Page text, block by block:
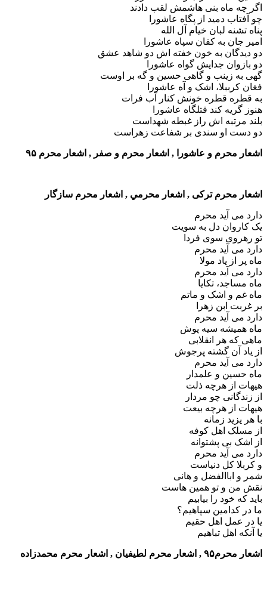
اگر چه ماه بنی هاشمش لقب دادند
چو آفتاب دمید از پگاه عاشورا
پناه تشنه لبان خیام آل الله
امیر جان به کفان سپاه عاشورا
دو دیدگان به خون خفته اش دو شاهد عشق
دو بازوان جدایش گواه عاشورا
گهی به زینب و گاهی حسین و گه بر اوست
فغان کرببلا، اشک و آه عاشورا
به قطره قطره خونش کنار آب فرات
هنوز گریه کند قتلگاه عاشورا
بلند مرتبه اش راز غبطه شهداست
دو دست او سندی بر شفاعت زهراست
اشعار محرم و عاشورا , اشعار محرم و صفر , اشعار محرم ۹۵
اشعار محرم ترکی , اشعار محرمي , اشعار محرم سازگار
دارد می آید محرم
یک کاروان دل به سویت
تو رهروی سوی فردا
دارد می آید محرم
ماه پر از یاد مولا
دارد می آید محرم
ماه مساجد، تکایا
ماه غم و اشک و ماتم
بر غربت ابن زهرا
دارد می آید محرم
ماه همیشه سیه پوش
ماهی که هر انقلابی
از یاد آن گشته پرجوش
دارد می آید محرم
ماه حسین و علمدار
هیهات از هرچه ذلت
از زندگانی چو مردار
هیهات از هرچه بیعت
با هر یزید زمانه
از مسلک اهل کوفه
از اشک بی پشتوانه
دارد می آید محرم
و کربلا کل دنیاست
شمر و اباالفضل و هانی
نقش من و تو همین هاست
باید که خود را بیابیم
ما در کدامین سپاهیم؟
یا در عمل اهل حقیم
یا آنکه اهل تباهیم
اشعار محرم۹۵ , اشعار محرم لطیفیان , اشعار محرم محمدزاده